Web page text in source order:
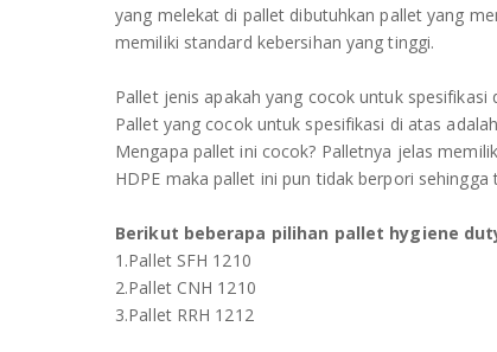
yang melekat di pallet dibutuhkan pallet yang
memiliki standard kebersihan yang tinggi.
Pallet jenis apakah yang cocok untuk spesifikasi
Pallet yang cocok untuk spesifikasi di atas
Mengapa pallet ini cocok? Palletnya jelas
HDPE maka pallet ini pun tidak berpori
Berikut beberapa pilihan pallet hygiene
1.Pallet SFH 1210
2.Pallet CNH 1210
3.Pallet RRH 1212